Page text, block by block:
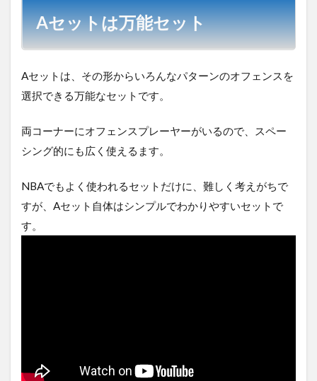
Aセットは万能セット
Aセットは、その形からいろんなパターンのオフェンスを
選択できる万能なセットです。
両コーナーにオフェンスプレーヤーがいるので、スペー
シング的にも広く使えるます。
NBAでもよく使われるセットだけに、難しく考えがちで
すが、Aセット自体はシンプルでわかりやすいセットで
す。